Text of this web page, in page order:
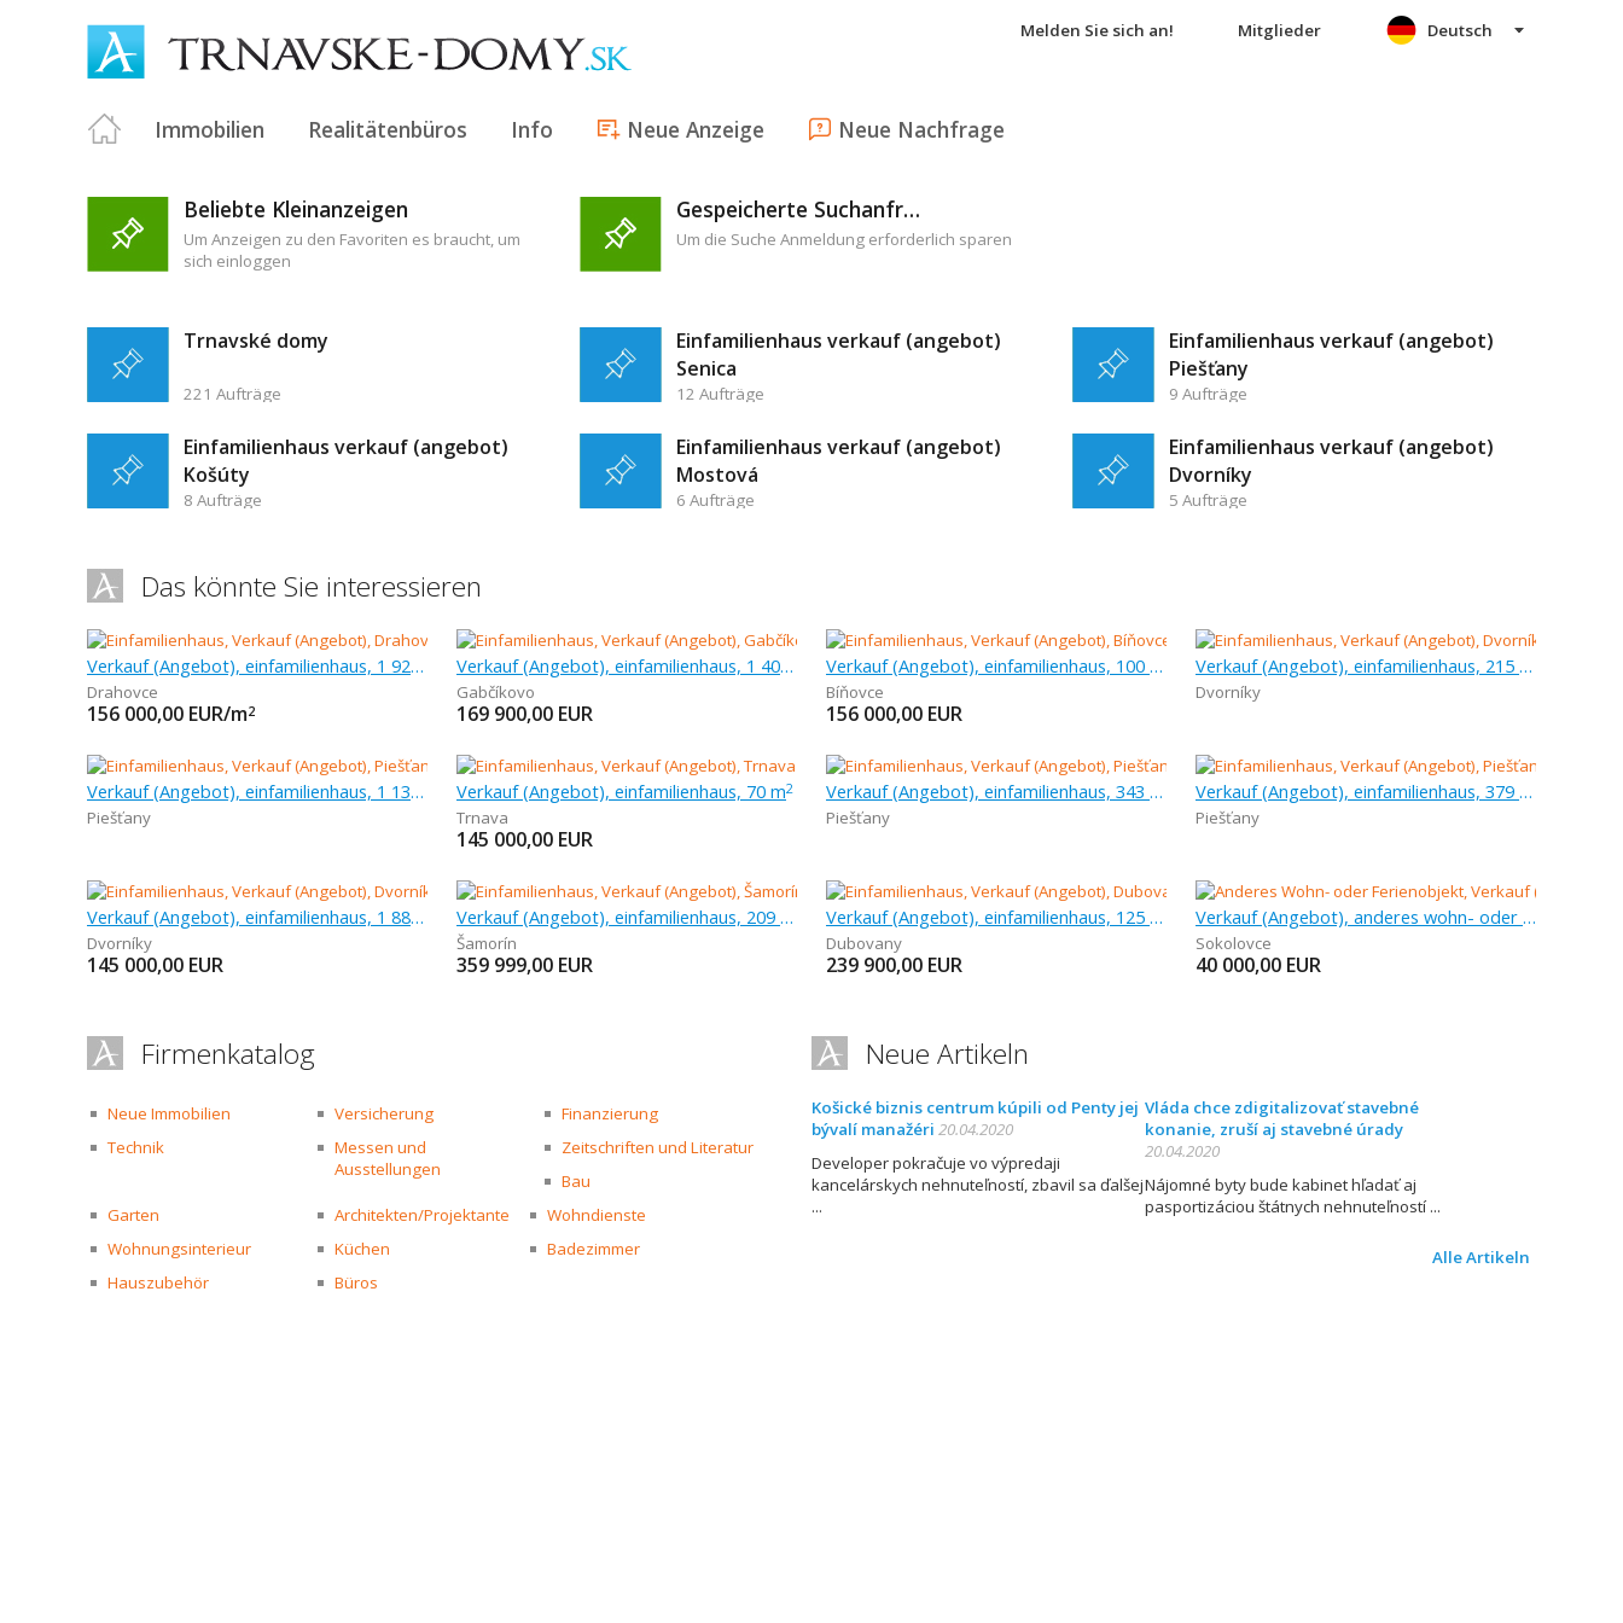
Melden Sie sich an! Mitglieder
Immobilien Realitätenbüros Info Neue Anzeige Neue Nachfrage
Deutsch
Beliebte Kleinanzeigen
Um Anzeigen zu den Favoriten es braucht, um
sich einloggen
Gespeicherte Suchanfragen
Um die Suche Anmeldung erforderlich sparen
Trnavské domy
221 Aufträge
Einfamilienhaus verkauf (angebot)
Senica
12 Aufträge
Einfamilienhaus verkauf (angebot)
Piešťany
9 Aufträge
Einfamilienhaus verkauf (angebot)
Košúty
8 Aufträge
Einfamilienhaus verkauf (angebot)
Mostová
6 Aufträge
Einfamilienhaus verkauf (angebot)
Dvorníky
5 Aufträge
Das könnte Sie interessieren
Verkauf (Angebot), einfamilienhaus, 1 929 m
Drahovce
156 000,00 EUR/m2
Verkauf (Angebot), einfamilienhaus, 1 400 m
Gabčíkovo
169 900,00 EUR
Verkauf (Angebot), einfamilienhaus, 100 m
Bíňovce
156 000,00 EUR
Verkauf (Angebot), einfamilienhaus, 215 m
Dvorníky
Verkauf (Angebot), einfamilienhaus, 1 130 m
Piešťany
Verkauf (Angebot), einfamilienhaus, 70 m2
Trnava
145 000,00 EUR
Verkauf (Angebot), einfamilienhaus, 343 m
Piešťany
Verkauf (Angebot), einfamilienhaus, 379 m
Piešťany
Verkauf (Angebot), einfamilienhaus, 1 883 m
Dvorníky
145 000,00 EUR
Verkauf (Angebot), einfamilienhaus, 209 m
Šamorín
359 999,00 EUR
Verkauf (Angebot), einfamilienhaus, 125 m
Dubovany
239 900,00 EUR
Verkauf (Angebot), anderes wohn- oder ferienobjekt, 71 m
Sokolovce
40 000,00 EUR
Firmenkatalog
Neue Immobilien Versicherung
Finanzierung
Technik
Messen und
Ausstellungen
Zeitschriften und Literatur
Bau
Garten
Architekten/Projektante
Wohndienste
Wohnungsinterieur
Küchen
Badezimmer
Hauszubehör
Büros
Neue Artikeln
Košické biznis centrum kúpili od Penty jej
bývalí manažéri 20.04.2020
Developer pokračuje vo výpredaji
kancelárskych nehnuteľností, zbavil sa ďalšej
Vláda chce zdigitalizovať stavebné
konanie, zruší aj stavebné úrady
20.04.2020
Nájomné byty bude kabinet hľadať aj
pasportizáciou štátnych nehnuteľností
Alle Artikeln